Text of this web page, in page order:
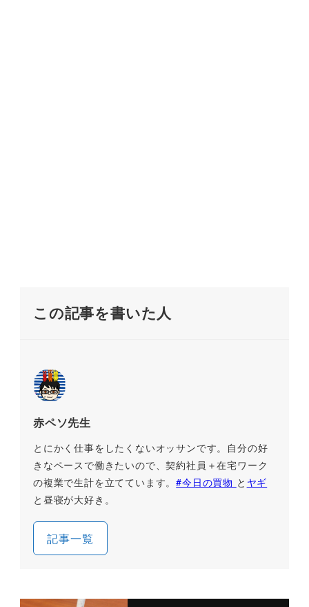
この記事を書いた人
赤ペソ先生
とにかく仕事をしたくないオッサンです。自分の好
きなペースで働きたいので、契約社員＋在宅ワーク
の複業で生計を立てています。#今日の買物 と ヤギ
と昼寝が大好き。
記事一覧